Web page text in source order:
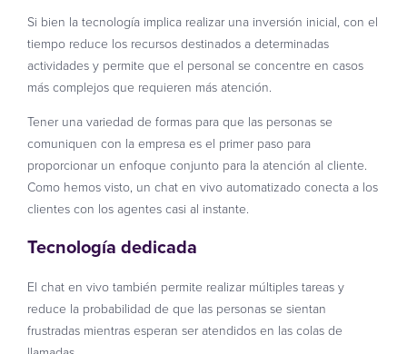
Si bien la tecnología implica realizar una inversión inicial, con el
tiempo reduce los recursos destinados a determinadas
actividades y permite que el personal se concentre en casos
más complejos que requieren más atención.
Tener una variedad de formas para que las personas se
comuniquen con la empresa es el primer paso para
proporcionar un enfoque conjunto para la atención al cliente.
Como hemos visto, un chat en vivo automatizado conecta a los
clientes con los agentes casi al instante.
Tecnología dedicada
El chat en vivo también permite realizar múltiples tareas y
reduce la probabilidad de que las personas se sientan
frustradas mientras esperan ser atendidos en las colas de